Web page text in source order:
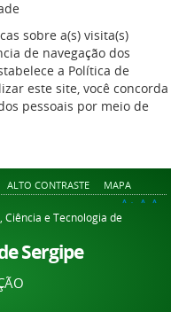
sobre a(s) visita(s)
de navegação dos
a Política de
este site, você concorda
pessoais por meio de
ALTO CONTRASTE MAPA
A+ A A-
Ciência e Tecnologia de
Sergipe